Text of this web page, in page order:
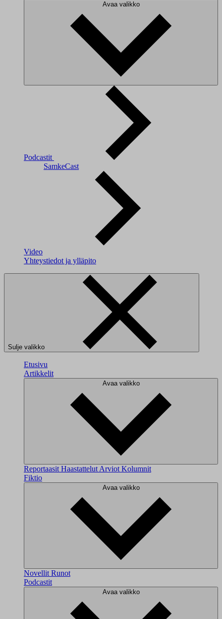
Avaa valikko
Podcastit
SamkeCast
Video
Yhteystiedot ja ylläpito
Sulje valikko
Etusivu
Artikkelit
Avaa valikko
Reportaasit Haastattelut Arviot Kolumnit
Fiktio
Avaa valikko
Novellit Runot
Podcastit
Avaa valikko